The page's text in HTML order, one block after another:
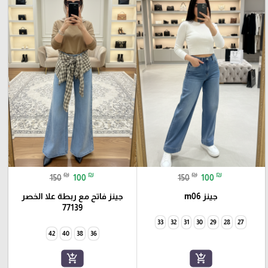
150 ₪ 100 ₪
جينز m06
27
28
29
30
31
32
33
add_shopping_cart
150 ₪ 100 ₪
جينز فاتح مع ربطة علا الخصر
77139
36
38
40
42
add_shopping_cart